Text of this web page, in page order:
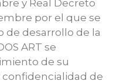
y Real Decreto
por el que se
de desarrollo de la
ART se
de su
de